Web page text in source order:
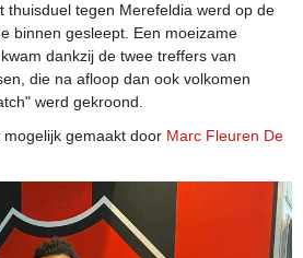
thuisduel tegen Merefeldia werd op de
binnen gesleept. Een moeizame
dankzij de twee treffers van
die na afloop dan ook volkomen
werd gekroond.
gemaakt door Marc Fleuren De